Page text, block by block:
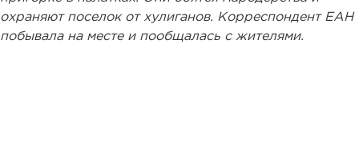
охраняют поселок от хулиганов. Корреспондент ЕАН
побывала на месте и пообщалась с жителями.